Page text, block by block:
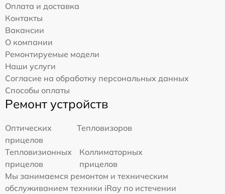
Оплата и доставка
Контакты
Вакансии
О компании
Ремонтируемые модели
Наши услуги
Согласие на обработку персональных данных
Способы оплаты
Ремонт устройств
Оптических
прицелов
Тепловизоров
Тепловизионных
прицелов
Коллиматорных
прицелов
Мы занимаемся ремонтом и техническим
обслуживанием техники iRay по истечении